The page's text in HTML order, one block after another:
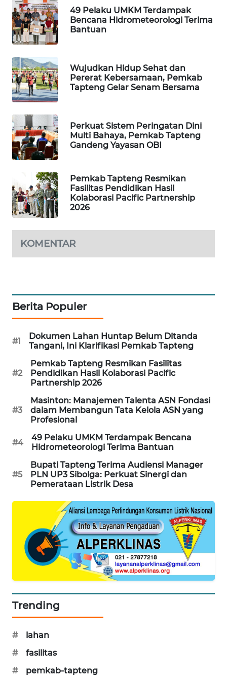
49 Pelaku UMKM Terdampak
Bencana Hidrometeorologi Terima
Bantuan
Wujudkan Hidup Sehat dan
Pererat Kebersamaan, Pemkab
Tapteng Gelar Senam Bersama
Perkuat Sistem Peringatan Dini
Multi Bahaya, Pemkab Tapteng
Gandeng Yayasan OBI
Pemkab Tapteng Resmikan
Fasilitas Pendidikan Hasil
Kolaborasi Pacific Partnership
2026
KOMENTAR
Berita Populer
#1
Dokumen Lahan Huntap Belum Ditanda
Tangani, Ini Klarifikasi Pemkab Tapteng
#2
Pemkab Tapteng Resmikan Fasilitas
Pendidikan Hasil Kolaborasi Pacific
Partnership 2026
#3
Masinton: Manajemen Talenta ASN Fondasi
dalam Membangun Tata Kelola ASN yang
Profesional
#4
49 Pelaku UMKM Terdampak Bencana
Hidrometeorologi Terima Bantuan
#5
Bupati Tapteng Terima Audiensi Manager
PLN UP3 Sibolga: Perkuat Sinergi dan
Pemerataan Listrik Desa
Trending
#
lahan
#
fasilitas
#
pemkab-tapteng
PORTAL
KONSUMEN
FORWAMKI
ALPERKLINAS
FORJASIDA
TAMBANG
NEWS
SITUNGIR
NEWS
SIDIKALANG
SIANTAR
NEWS
METRO
MEDAN
NEWS
METRO
JAKARTA
NEWS
KRT
NEWS
KARING
NEWS
HUMBANG
NEWS
NEWS
ID
NEWS